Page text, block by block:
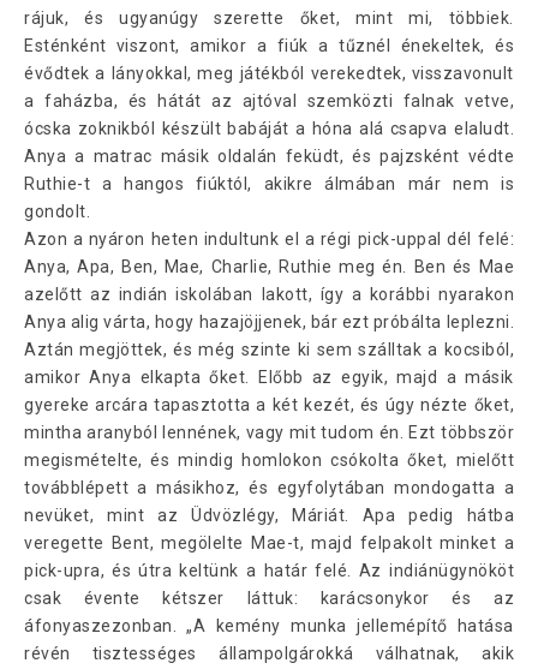
rájuk, és ugyanúgy szerette őket, mint mi, többiek.
Esténként viszont, amikor a fiúk a tűznél énekeltek, és
évődtek a lányokkal, meg játékból verekedtek, visszavonult
a faházba, és hátát az ajtóval szemközti falnak vetve,
ócska zoknikból készült babáját a hóna alá csapva elaludt.
Anya a matrac másik oldalán feküdt, és pajzsként védte
Ruthie-t a hangos fiúktól, akikre álmában már nem is
gondolt.
Azon a nyáron heten indultunk el a régi pick-uppal dél felé:
Anya, Apa, Ben, Mae, Charlie, Ruthie meg én. Ben és Mae
azelőtt az indián iskolában lakott, így a korábbi nyarakon
Anya alig várta, hogy hazajöjjenek, bár ezt próbálta leplezni.
Aztán megjöttek, és még szinte ki sem szálltak a kocsiból,
amikor Anya elkapta őket. Előbb az egyik, majd a másik
gyereke arcára tapasztotta a két kezét, és úgy nézte őket,
mintha aranyból lennének, vagy mit tudom én. Ezt többször
megismételte, és mindig homlokon csókolta őket, mielőtt
továbblépett a másikhoz, és egyfolytában mondogatta a
nevüket, mint az Üdvözlégy, Máriát. Apa pedig hátba
veregette Bent, megölelte Mae-t, majd felpakolt minket a
pick-upra, és útra keltünk a határ felé. Az indiánügynököt
csak évente kétszer láttuk: karácsonykor és az
áfonyaszezonban. „A kemény munka jellemépítő hatása
révén tisztességes állampolgárokká válhatnak, akik